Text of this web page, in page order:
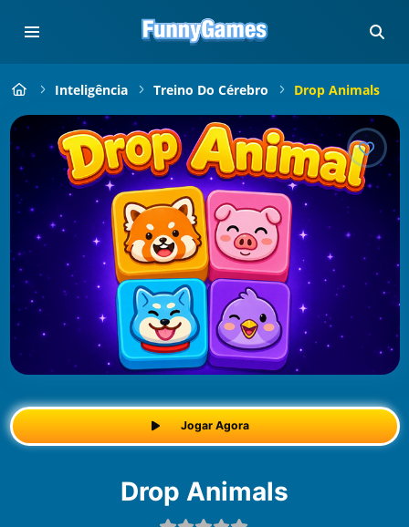
Inteligência Treino Do Cérebro Drop Animals
Jogar Agora
Drop Animals